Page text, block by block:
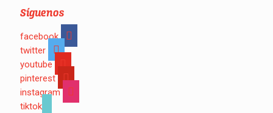
Síguenos
facebook
twitter
youtube
pinterest
instagram
tiktok